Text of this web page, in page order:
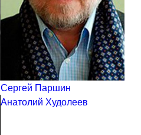
Сергей Паршин
Анатолий Худолеев